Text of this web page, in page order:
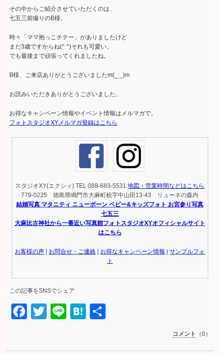
その中からご紹介させていただくのは、
七五三前撮りのB様。
時々「ママ抱っこチテー」がありましたけど
まだ3歳ですからね(^ ^)それも可愛い。
でも最後まで頑張ってくれましたね。
B様、ご来店ありがとうございましたm(_ _)m
お読みいただきありがとうございました。
お得なキャンペーン情報やイベント情報はメルマガで。
フォトスタジオXYメルマガ登録はこちら
スタジオXY(エクシィ) TEL 088-683-5531地図・営業時間などはこちら
779-0225 徳島県鳴門市大麻町桧字中山田13-43 リューネの森内
結婚写真 マタニティ ニューボーン ベビー&キッズフォト お宮参り写真
七五三
大麻比古神社から一番近い写真館フォトスタジオXYオフィシャルサイト
はこちら
お客様の声 お問合せ・ご連絡 お得なキャンペーン情報 |サンプルフォ
ト
この記事をSNSでシェア
Facebook
Twitter
LineHatena
コメント （0）